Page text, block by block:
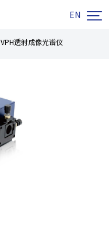
EN 
VPH透射成像光谱仪